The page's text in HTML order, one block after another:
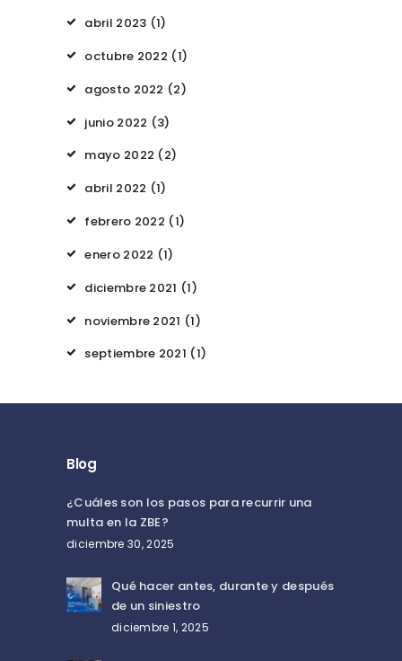
abril 2023 (1)
octubre 2022 (1)
agosto 2022 (2)
junio 2022 (3)
mayo 2022 (2)
abril 2022 (1)
febrero 2022 (1)
enero 2022 (1)
diciembre 2021 (1)
noviembre 2021 (1)
septiembre 2021 (1)
Blog
¿Cuáles son los pasos para recurrir una
multa en la ZBE?
diciembre 30, 2025
Qué hacer antes, durante y después
de un siniestro
diciembre 1, 2025